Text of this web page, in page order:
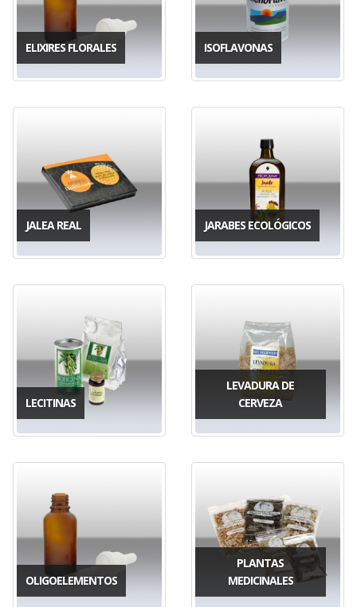
ELIXIRES FLORALES ISOFLAVONAS
JALEA REAL JARABES ECOLÓGICOS
LECITINAS
LEVADURA DE
CERVEZA
OLIGOELEMENTOS
PLANTAS
MEDICINALES